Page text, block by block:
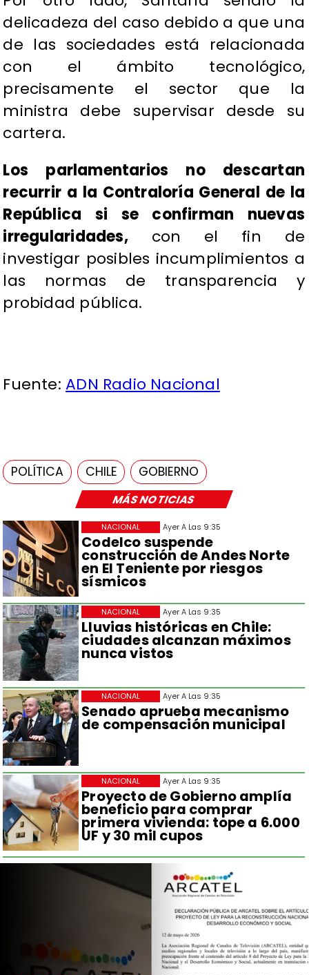
MÁS NOTICIAS
Ayer A Las 9:35
Codelco suspende
construcción de Andes Norte
en El Teniente por riesgos
sísmicos
NACIONAL
Ayer A Las 9:35
Lluvias históricas en Chile:
ciudades alcanzan máximos
nunca vistos
NACIONAL
Ayer A Las 9:35
Senado aprueba mecanismo
de compensación municipal
NACIONAL
Ayer A Las 9:35
Proyecto de Gobierno amplía
beneficio para comprar
primera vivienda: tope a 6.000
UF y 30 mil cupos
NACIONAL
delicadeza del caso debido a que una
de las sociedades está relacionada
con el ámbito tecnológico,
precisamente el sector que la
ministra debe supervisar desde su
cartera.
Los parlamentarios no descartan
recurrir a la Contraloría General de la
República si se confirman nuevas
irregularidades,con el fin de
investigar posibles incumplimientos a
las normas de transparencia y
probidad pública.
Fuente:ADN Radio Nacional
POLÍTICA CHILE GOBIERNO